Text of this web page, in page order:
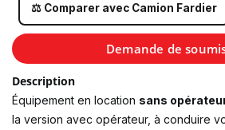
⚖️ Comparer avec Camion Fardier
Demande de
Description
Équipement en location sans
la version avec opérateur, à conduire